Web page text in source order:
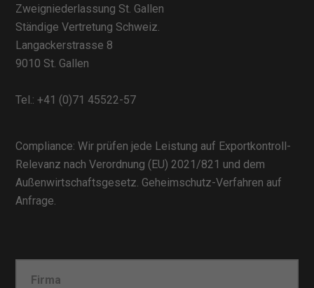
Zweigniederlassung St. Gallen
Ständige Vertretung Schweiz.
Langackerstrasse 8
9010 St. Gallen
Tel.:+41 (0)71 45522-57
Compliance: Wir prüfen jede Leistung auf Exportkontroll-
Relevanz nach Verordnung (EU) 2021/821 und dem
Außenwirtschaftsgesetz. Geheimschutz-Verfahren auf
Anfrage.